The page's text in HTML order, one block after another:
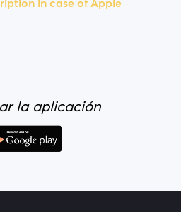
in case of Apple
la aplicación